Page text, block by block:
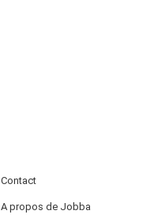
Contact
A propos de Jobba